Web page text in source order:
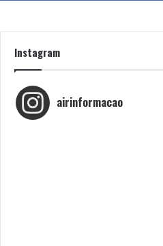
Instagram
airinformacao